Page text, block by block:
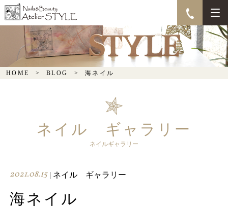
海ネイル
HOME BLOG 海ネイル
ネイル ギャラリー
ネイルギャラリー
2021.08.15| ネイル ギャラリー
海ネイル